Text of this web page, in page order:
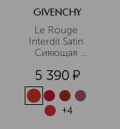
GIVENCHY
Le Rouge
Interdit Satin
Сияющая
5 390 ¤
+4